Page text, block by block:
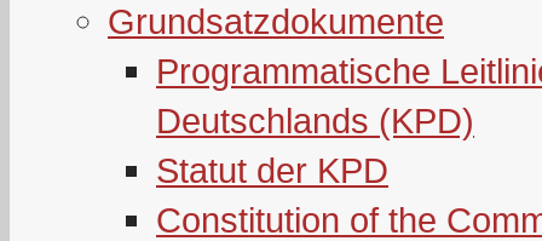
Grundsatzdokumente
Programmatische
Deutschlands (KPD)
Statut der KPD
Constitution of the